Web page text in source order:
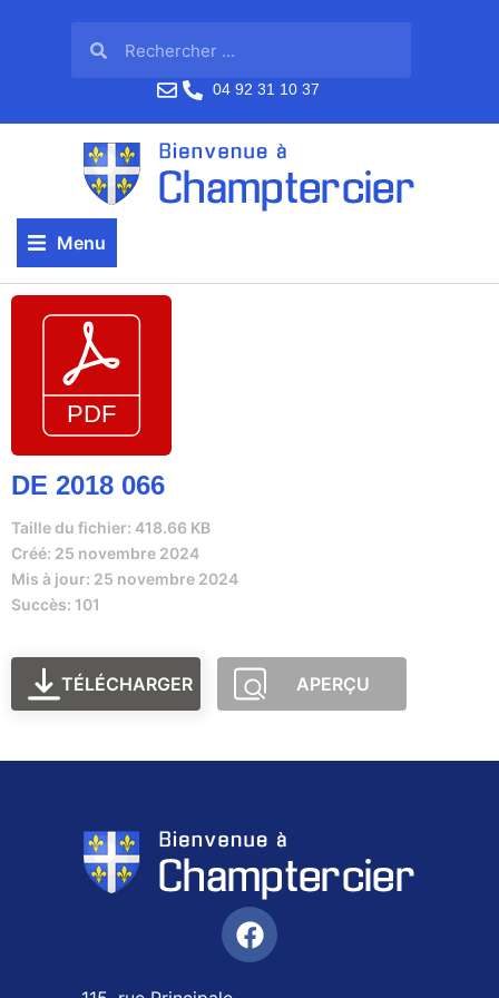
04 92 31 10 37
Menu
DE 2018 066
Taille du fichier: 418.66 KB
Créé: 25 novembre 2024
Mis à jour: 25 novembre 2024
Succès: 101
TÉLÉCHARGER APERÇU